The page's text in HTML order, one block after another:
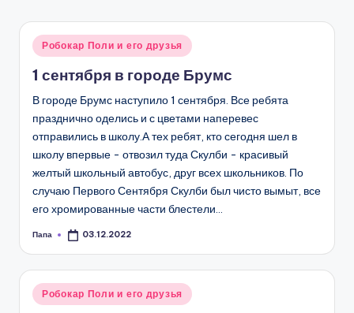
Опубликовано
Робокар Поли и его друзья
1 сентября в городе Брумс
В городе Брумс наступило 1 сентября. Все ребята
празднично оделись и с цветами наперевес
отправились в школу.А тех ребят, кто сегодня шел в
школу впервые - отвозил туда Скулби - красивый
желтый школьный автобус, друг всех школьников. По
случаю Первого Сентября Скулби был чисто вымыт, все
его хромированные части блестели…
Запись
Папа 03.12.2022
Опубликовано
Робокар Поли и его друзья